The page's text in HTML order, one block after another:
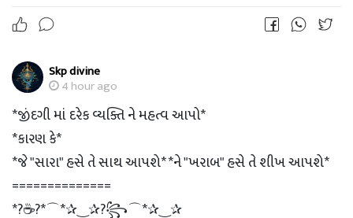
Skp divine
4 hour ago
*જીંદગી માં દરેક વ્યક્તિ ને મહત્વ આપો*
*કારણ કે*
*જે "સારા" હસે તે સાથ આપશે* *ને "ખરાબ" હસે તે શીખ આપશે*
==============
*?☕?*⌒*✰‿✰?꧂⌒*✰‿✰